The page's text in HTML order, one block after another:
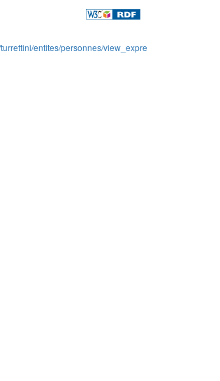
entites/personnes/view_expre